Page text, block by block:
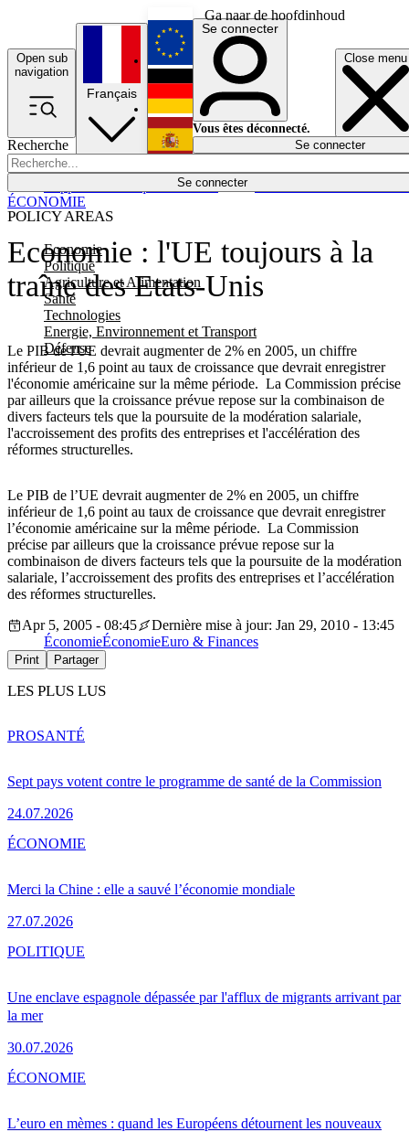
Ga naar de hoofdinhoud
Open sub
navigation
Close menu
Recherche
Se connecter
POLICY AREAS
Economie
Politique
Agriculture et Alimentation
Santé
Technologies
Energie, Environnement et Transport
Défense
Économie
Français
English
Deutsch
Español
Se connecter
Vous êtes déconnecté.
Se connecter
Economie : l'UE toujours à la
traîne des Etats-Unis
Le PIB de l'UE devrait augmenter de 2% en 2005, un chiffre
inférieur de 1,6 point au taux de croissance que devrait enregistrer
l'économie américaine sur la même période. La Commission précise
par ailleurs que la croissance prévue repose sur la combinaison de
divers facteurs tels que la poursuite de la modération salariale,
l'accroissement des profits des entreprises et l'accélération des
réformes structurelles.
ÉCONOMIE
Le PIB de l’UE devrait augmenter de 2% en 2005, un chiffre
inférieur de 1,6 point au taux de croissance que devrait enregistrer
l’économie américaine sur la même période. La Commission
précise par ailleurs que la croissance prévue repose sur la
combinaison de divers facteurs tels que la poursuite de la modération
salariale, l’accroissement des profits des entreprises et l’accélération
des réformes structurelles.
Apr 5, 2005 - 08:45
Dernière mise à jour: Jan 29, 2010 - 13:45
ÉconomieÉconomieEuro & Finances
Print Partager
LES PLUS LUS
Sept pays votent contre le programme de santé de la Commission
24.07.2026
PROSANTÉ
Merci la Chine : elle a sauvé l’économie mondiale
27.07.2026
ÉCONOMIE
Une enclave espagnole dépassée par l'afflux de migrants arrivant par
la mer
30.07.2026
POLITIQUE
L’euro en mèmes : quand les Européens détournent les nouveaux
ÉCONOMIE